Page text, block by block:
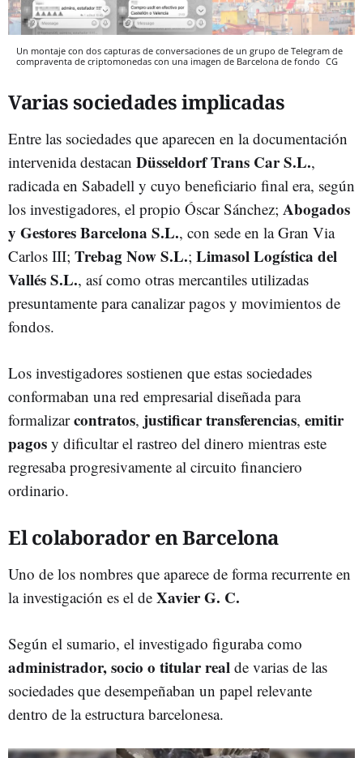
Un montaje con dos capturas de conversaciones de un grupo de Telegram de
compraventa de criptomonedas con una imagen de Barcelona de fondo CG
Varias sociedades implicadas
Entre las sociedades que aparecen en la documentación
intervenida destacan Düsseldorf Trans Car S.L.,
radicada en Sabadell y cuyo beneficiario final era, según
los investigadores, el propio Óscar Sánchez; Abogados
y Gestores Barcelona S.L., con sede en la Gran Via
Carlos III; Trebag Now S.L.; Limasol Logística del
Vallés S.L., así como otras mercantiles utilizadas
presuntamente para canalizar pagos y movimientos de
fondos.
Los investigadores sostienen que estas sociedades
conformaban una red empresarial diseñada para
formalizarcontratos, justificar transferencias, emitir
pagos y dificultar el rastreo del dinero mientras este
regresaba progresivamente al circuito financiero
ordinario.
El colaborador en Barcelona
Uno de los nombres que aparece de forma recurrente en
la investigación es el de Xavier G. C.
Según el sumario, el investigado figuraba como
administrador, socio o titularreal de varias de las
sociedades que desempeñaban un papel relevante
dentro de la estructura barcelonesa.